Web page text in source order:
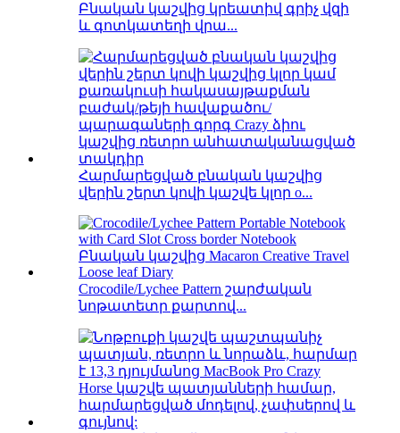
Բնական կաշվից կրեատիվ գրիչ վզի
և գոտկատեղի վրա...
Հարմարեցված բնական կաշվից
վերին շերտ կովի կաշվե կլոր o...
Crocodile/Lychee Pattern շարժական
նոթատետր քարտով...